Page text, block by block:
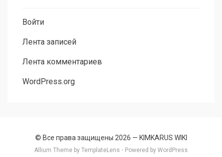
Войти
Лента записей
Лента комментариев
WordPress.org
© Все права защищены 2026 — KIMKARUS WIKI
Allium Theme by TemplateLens ⋅ Powered by WordPress